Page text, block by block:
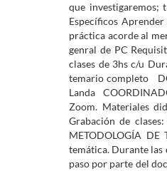
que investigaremos;
Específicos
práctica acorde al
genral de PC
clases de 3hs c/u
temario completo
Landa
Zoom. Materiales
Grabación de
METODOLOGÍA
temática. Durante las
paso por parte del